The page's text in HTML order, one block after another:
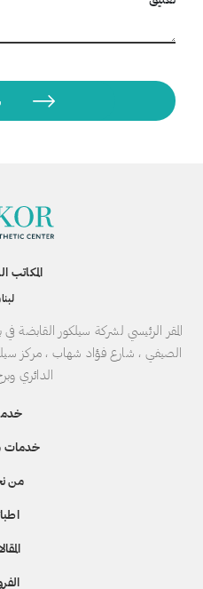
المكاتب
الصيفي ، شارع فؤاد شهاب ، مركز
الدائري
خدمات
من